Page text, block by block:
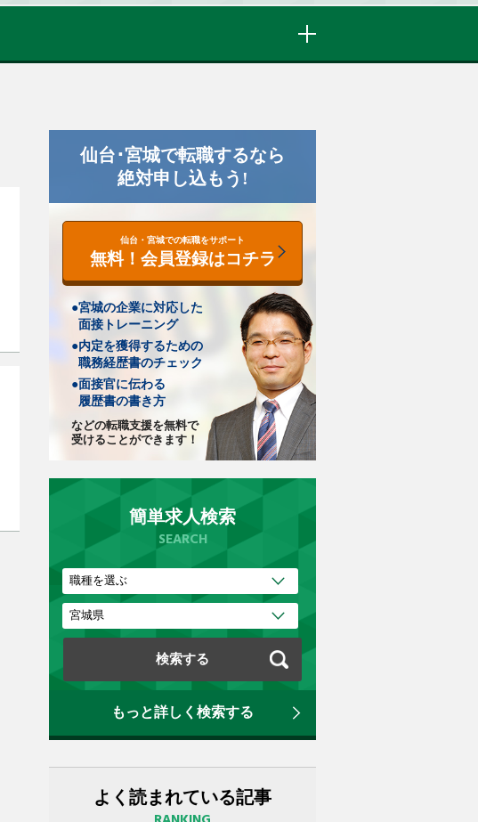
仙台･宮城で転職するなら
絶対申し込もう!
仙台・宮城での転職をサポート
無料！会員登録はコチラ
●宮城の企業に対応した
面接トレーニング
●内定を獲得するための
職務経歴書のチェック
●面接官に伝わる
履歴書の書き方
などの転職支援を無料で
受けることができます！
簡単求人検索
SEARCH
もっと詳しく検索する
よく読まれている記事